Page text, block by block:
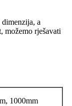
a
možemo rješavati
1000mm